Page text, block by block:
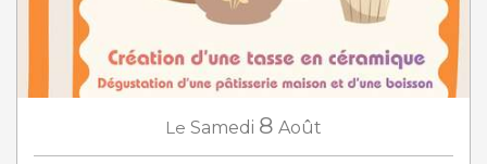
Le Samedi 8 Août